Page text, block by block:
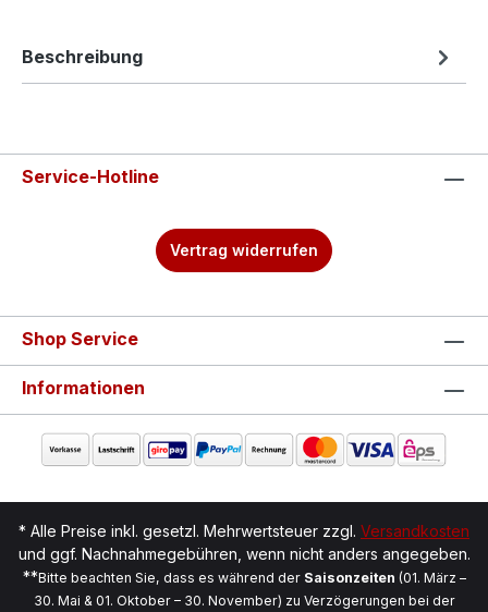
Beschreibung
Service-Hotline
Vertrag widerrufen
Shop Service
Informationen
* Alle Preise inkl. gesetzl. Mehrwertsteuer zzgl. Versandkosten
und ggf. Nachnahmegebühren, wenn nicht anders angegeben.
**Bitte beachten Sie, dass es während der Saisonzeiten (01. März –
30. Mai & 01. Oktober – 30. November) zu Verzögerungen bei der